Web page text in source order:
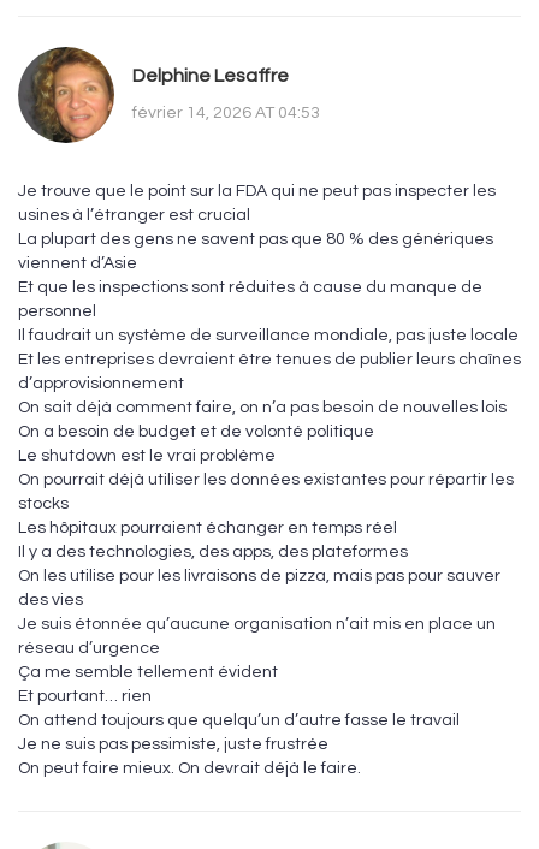
Delphine Lesaffre
février 14, 2026 AT 04:53
Je trouve que le point sur la FDA qui ne peut pas inspecter les
usines à l’étranger est crucial
La plupart des gens ne savent pas que 80 % des génériques
viennent d’Asie
Et que les inspections sont réduites à cause du manque de
personnel
Il faudrait un système de surveillance mondiale, pas juste locale
Et les entreprises devraient être tenues de publier leurs chaînes
d’approvisionnement
On sait déjà comment faire, on n’a pas besoin de nouvelles lois
On a besoin de budget et de volonté politique
Le shutdown est le vrai problème
On pourrait déjà utiliser les données existantes pour répartir les
stocks
Les hôpitaux pourraient échanger en temps réel
Il y a des technologies, des apps, des plateformes
On les utilise pour les livraisons de pizza, mais pas pour sauver
des vies
Je suis étonnée qu’aucune organisation n’ait mis en place un
réseau d’urgence
Ça me semble tellement évident
Et pourtant… rien
On attend toujours que quelqu’un d’autre fasse le travail
Je ne suis pas pessimiste, juste frustrée
On peut faire mieux. On devrait déjà le faire.